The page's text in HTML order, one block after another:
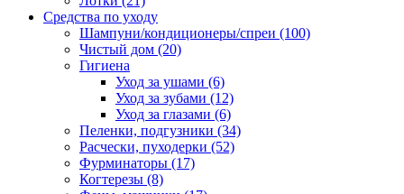
Средства по уходу
Шампуни/кондиционеры/спреи (100)
Чистый дом (20)
Гигиена
Уход за ушами (6)
Уход за зубами (12)
Уход за глазами (6)
Пеленки, подгузники (34)
Расчески, пуходерки (52)
Фурминаторы (17)
Когтерезы (8)